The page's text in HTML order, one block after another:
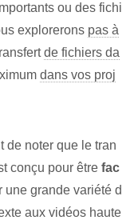
ou des fichi
explorerons pas à
de fichiers da
dans vos proj
de noter que le ⁢tran
conçu pour être fac
une grande variété d
aux vidéos haute